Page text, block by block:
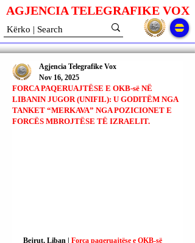
AGJENCIA TELEGRAFIKE VOX
FORCA PAQERUAJTËSE E OKB-së NË
LIBANIN JUGOR (UNIFIL): U GODITËM NGA
TANKET “MERKAVA” NGA POZICIONET E
FORCËS MBROJTËSE TË IZRAELIT.
Agjencia Telegrafike Vox
Nov 16, 2025
Bejrut, Liban | Forca paqeruajtëse e OKB-së